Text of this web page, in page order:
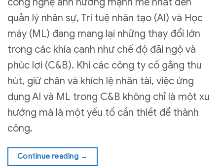
quản lý nhân sự, Trí tuệ nhân tạo (AI) và Học
máy (ML) đang mang lại những thay đổi lớn
trong các khía cạnh như chế độ đãi ngộ và
phúc lợi (C&B). Khi các công ty cố gắng thu
hút, giữ chân và khích lệ nhân tài, việc ứng
dụng AI và ML trong C&B không chỉ là một xu
hướng mà là một yếu tố cần thiết để thành
công.
Continue reading →